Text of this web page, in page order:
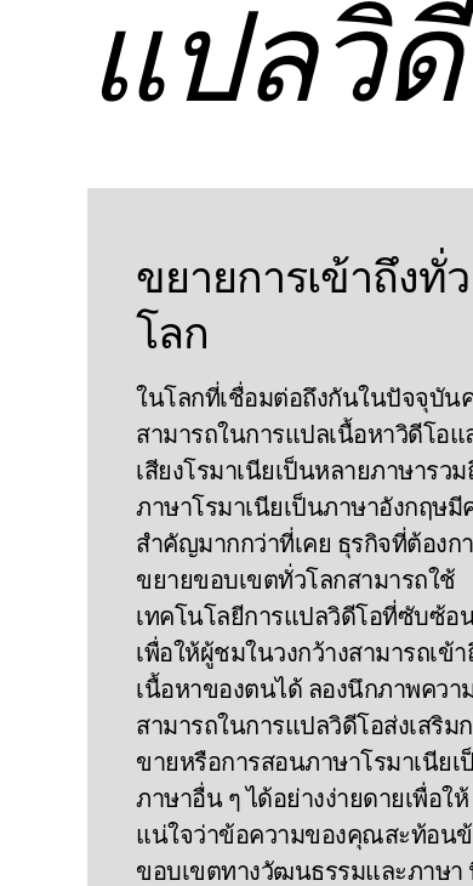
แปลวิ
ขยายการเข้าถึงทั่ว
โลก
ในโลกที่เชื่อมต่อถึงกันในปัจจุบัน
สามารถในการแปลเนื้อหาวิดีโอแ
เสียงโรมาเนียเป็นหลายภาษารวม
ภาษาโรมาเนียเป็นภาษาอังกฤษมี
สําคัญมากกว่าที่เคย ธุรกิจที่ต้องก
ขยายขอบเขตทั่วโลกสามารถใช้
เทคโนโลยีการแปลวิดีโอที่ซับซ้อ
เพื่อให้ผู้ชมในวงกว้างสามารถเข้า
เนื้อหาของตนได้ ลองนึกภาพควา
สามารถในการแปลวิดีโอส่งเสริม
ขายหรือการสอนภาษาโรมาเนียเ
ภาษาอื่น ๆ ได้อย่างง่ายดายเพื่อให้
แน่ใจว่าข้อความของคุณสะท้อน
ขอบเขตทางวัฒนธรรมและภาษา